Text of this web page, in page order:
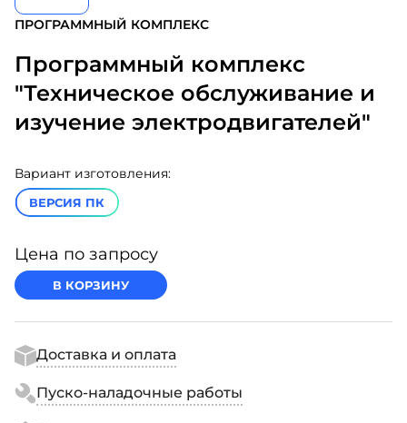
ПРОГРАММНЫЙ КОМПЛЕКС
Программный комплекс
"Техническое обслуживание и
изучение электродвигателей"
Вариант изготовления:
ВЕРСИЯ ПК
Цена по запросу
В КОРЗИНУ
Доставка и оплата
Пуско-наладочные работы